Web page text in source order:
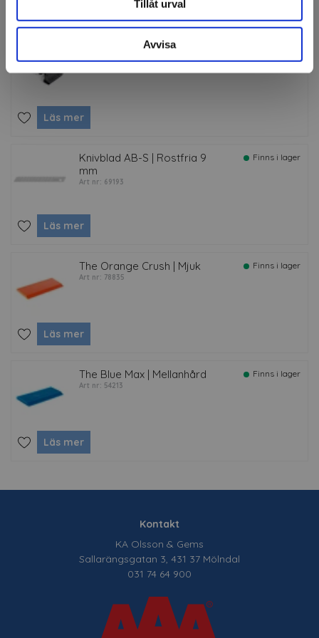
Tillåt urval
Avvisa
Tillbehör
Fusion-5 handtag
Art nr: 78836
Läs mer
Knivblad AB-S | Rostfria 9
mm
Art nr: 69193
Finns i lager
Läs mer
The Orange Crush | Mjuk
Art nr: 78835
Finns i lager
Läs mer
The Blue Max | Mellanhård
Art nr: 54213
Finns i lager
Läs mer
Kontakt
KA Olsson & Gems
Sallarängsgatan 3, 431 37 Mölndal
031 74 64 900